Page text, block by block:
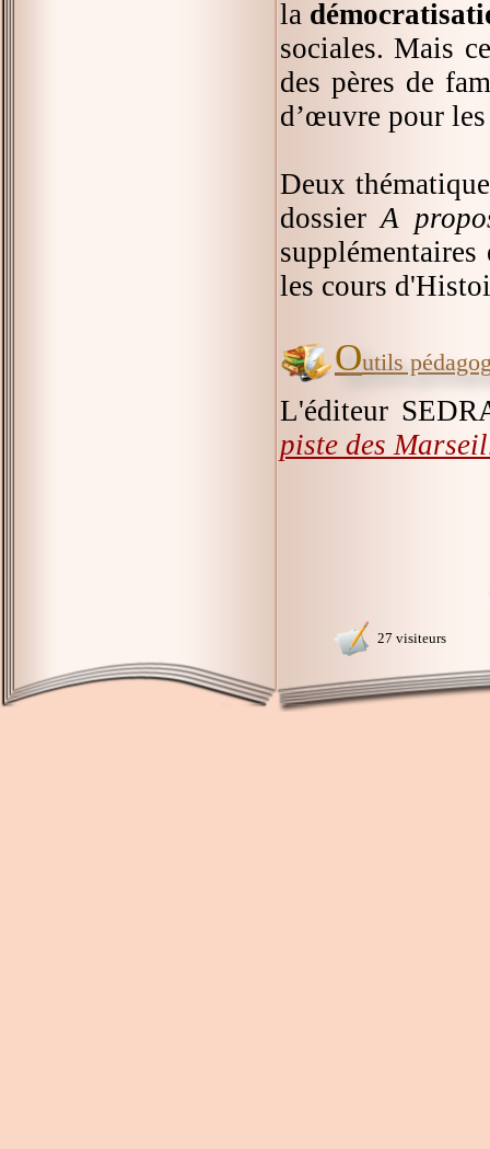
la
sociales. Mais
des pères de
d’œuvre pour
Deux
dossierA
les cours
Outils
L'éditeur
piste des
27 visiteurs